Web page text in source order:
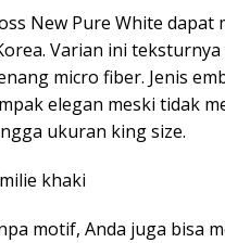
New Pure White
Varian ini
micro fiber. Jenis
elegan meski tidak
ukuran king size.
khaki
motif, Anda juga bisa